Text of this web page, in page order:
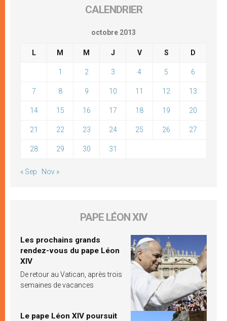
CALENDRIER
octobre 2013
L M M J V S D
1 2 3 4 5 6
7 8 9 10 11 12 13
14 15 16 17 18 19 20
21 22 23 24 25 26 27
28 29 30 31
« Sep Nov »
PAPE LÉON XIV
Les prochains grands
rendez-vous du pape Léon
XIV
De retour au Vatican, après trois
semaines de vacances
Le pape Léon XIV poursuit